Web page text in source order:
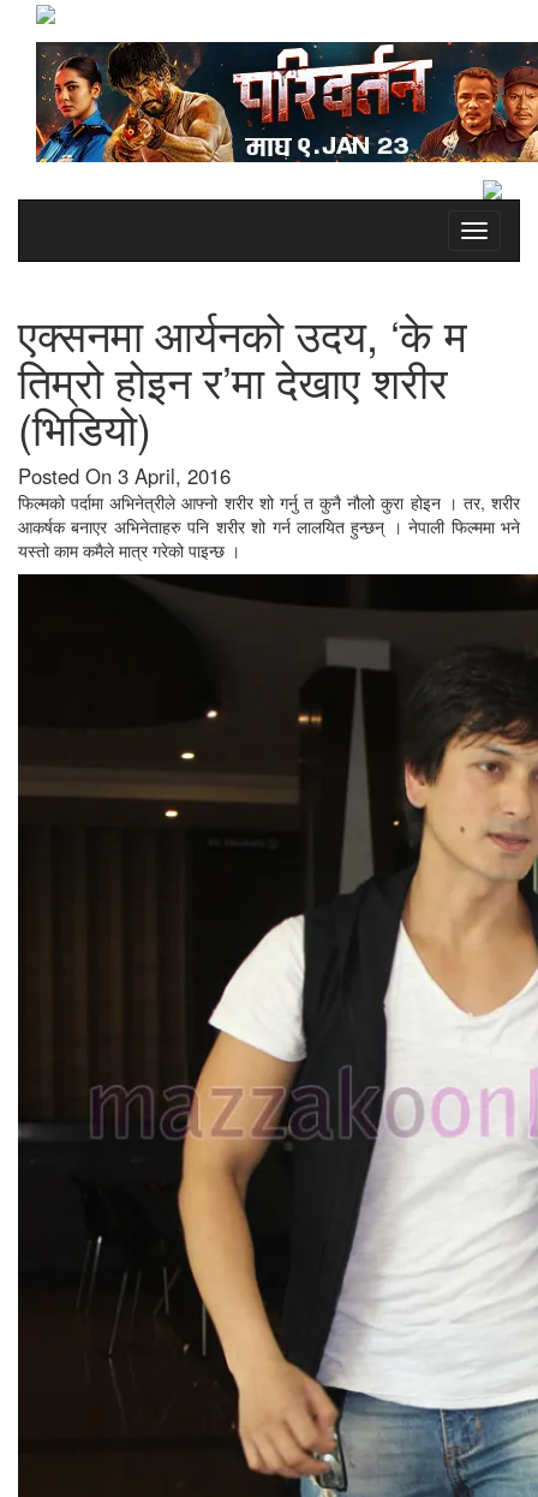
Toggle
एक्सनमा आर्यनको उदय, ‘के म
तिम्रो होइन र’मा देखाए शरीर
(भिडियो)
Posted On 3 April, 2016
फिल्मको पर्दामा अभिनेत्रीले आफ्नो शरीर शो गर्नु त कुनै नौलो कुरा होइन । तर, शरीर
आकर्षक बनाएर अभिनेताहरु पनि शरीर शो गर्न लालयित हुन्छन् । नेपाली फिल्ममा भने
यस्तो काम कमैले मात्र गरेको पाइन्छ ।